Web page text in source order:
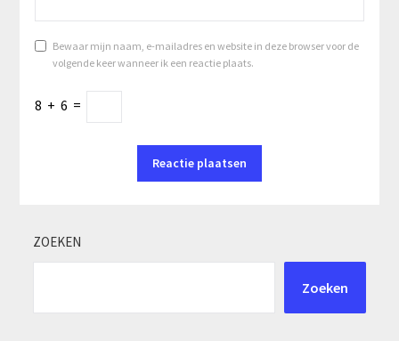
Bewaar mijn naam, e-mailadres en website in deze browser voor de
volgende keer wanneer ik een reactie plaats.
8 + 6 =
ZOEKEN
Zoeken